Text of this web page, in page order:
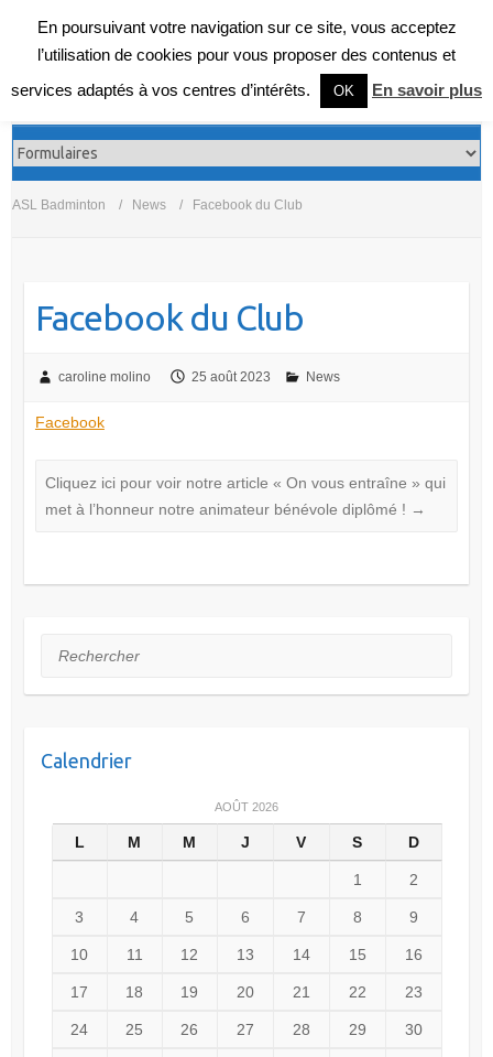
ASL Badminton News Facebook du Club
Facebook du Club
caroline molino 25 août 2023 News
Facebook
Cliquez ici pour voir notre article « On vous entraîne » qui
met à l’honneur notre animateur bénévole diplômé ! →
Rechercher
Calendrier
AOÛT 2026
L M M J V S D
1 2
3 4 5 6 7 8 9
10 11 12 13 14 15 16
17 18 19 20 21 22 23
24 25 26 27 28 29 30
En poursuivant votre navigation sur ce site, vous acceptez
l’utilisation de cookies pour vous proposer des contenus et
services adaptés à vos centres d’intérêts.
OK En savoir plus